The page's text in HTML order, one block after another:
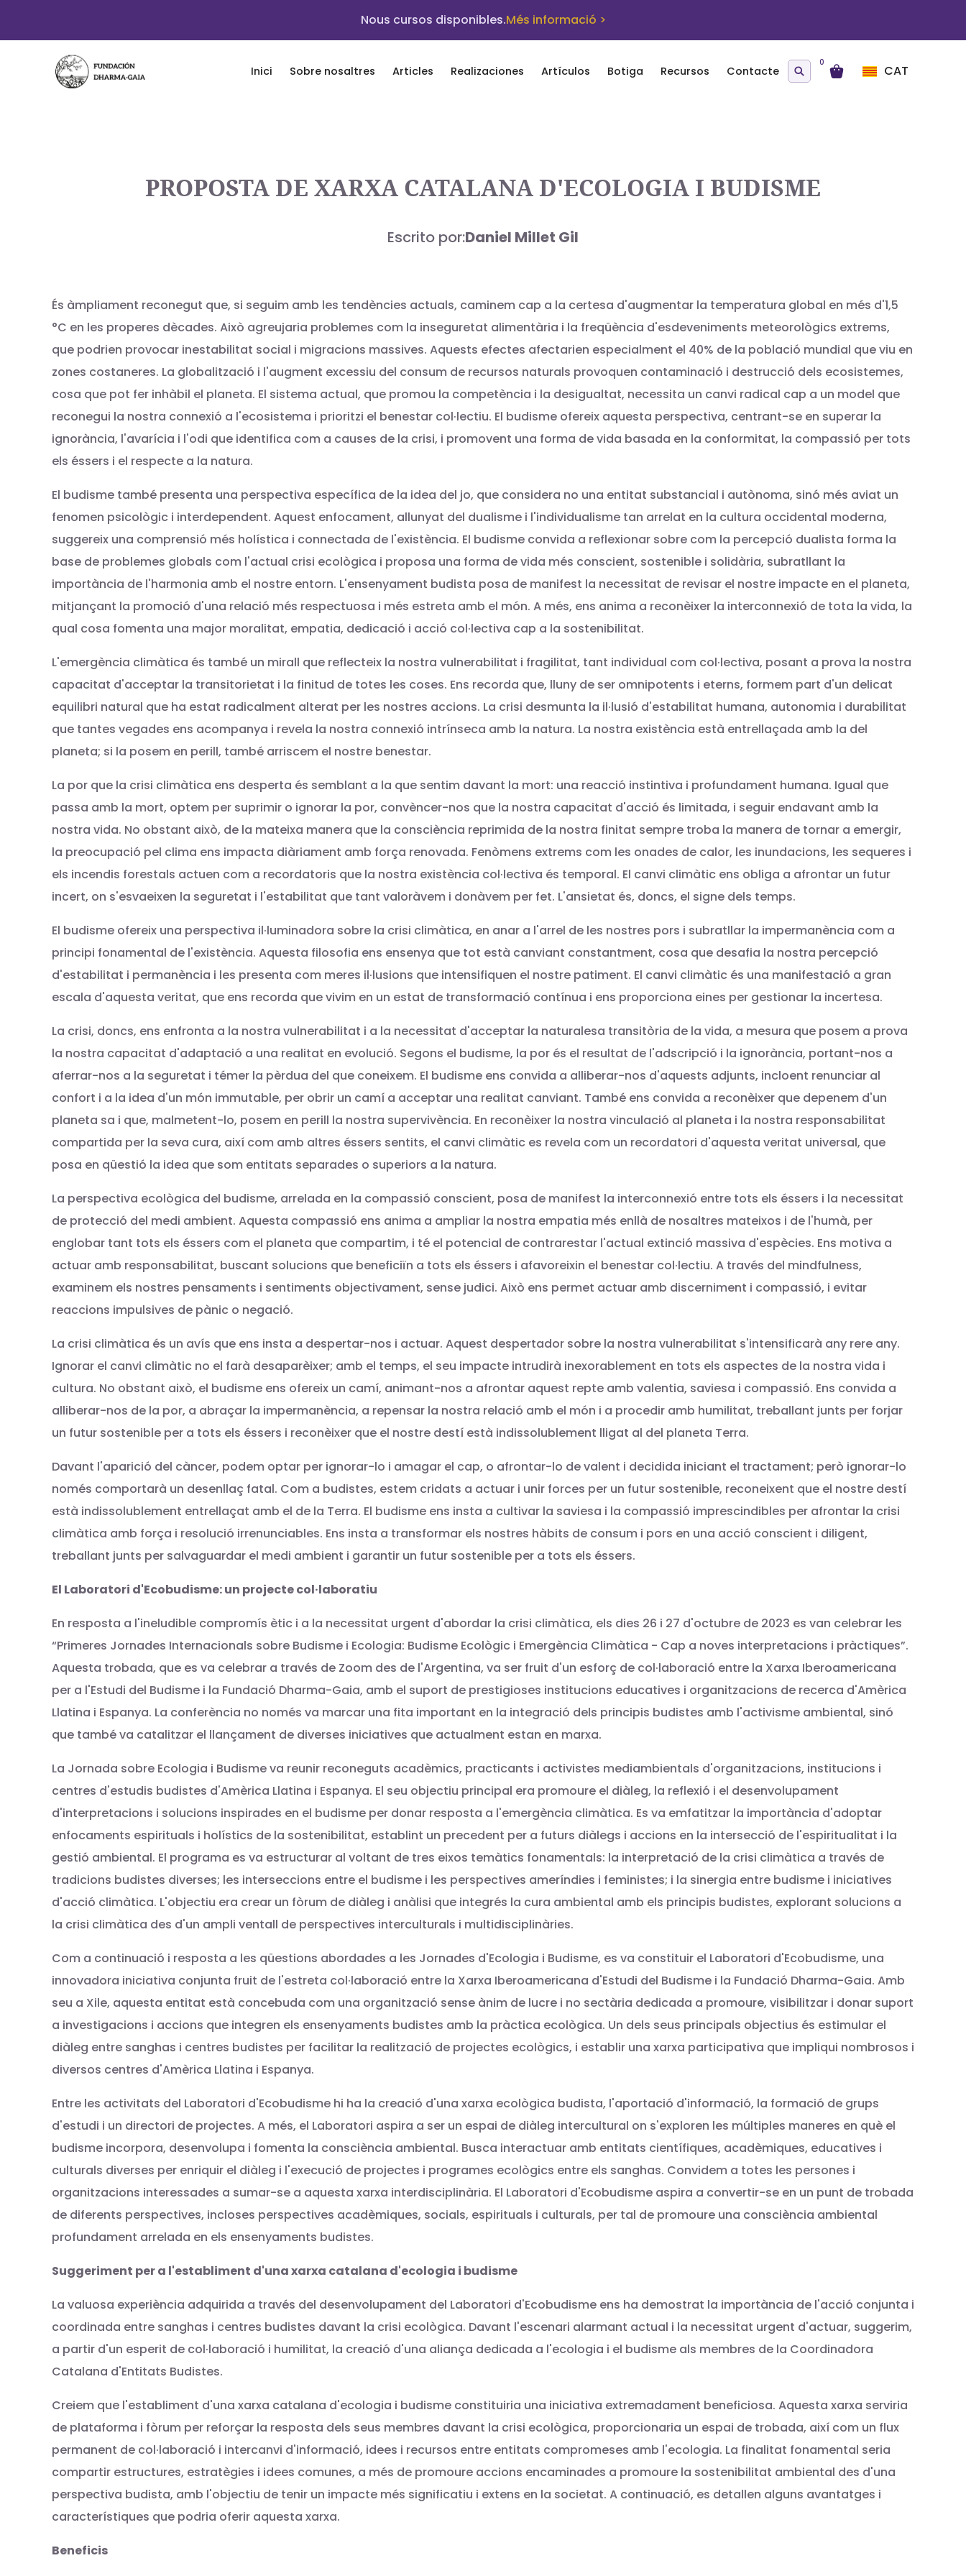
Nous cursos disponibles.Més informació >
Inici Sobre nosaltres Articles Realizaciones Artículos Botiga Recursos Contacte
0
CAT
PROPOSTA DE XARXA CATALANA D'ECOLOGIA I BUDISME
Escrito por:Daniel Millet Gil
És àmpliament reconegut que, si seguim amb les tendències actuals, caminem cap a la certesa d'augmentar la temperatura global en més d'1,5
°C en les properes dècades. Això agreujaria problemes com la inseguretat alimentària i la freqüència d'esdeveniments meteorològics extrems,
que podrien provocar inestabilitat social i migracions massives. Aquests efectes afectarien especialment el 40% de la població mundial que viu en
zones costaneres. La globalització i l'augment excessiu del consum de recursos naturals provoquen contaminació i destrucció dels ecosistemes,
cosa que pot fer inhàbil el planeta. El sistema actual, que promou la competència i la desigualtat, necessita un canvi radical cap a un model que
reconegui la nostra connexió a l'ecosistema i prioritzi el benestar col·lectiu. El budisme ofereix aquesta perspectiva, centrant-se en superar la
ignorància, l'avarícia i l'odi que identifica com a causes de la crisi, i promovent una forma de vida basada en la conformitat, la compassió per tots
els éssers i el respecte a la natura.
El budisme també presenta una perspectiva específica de la idea del jo, que considera no una entitat substancial i autònoma, sinó més aviat un
fenomen psicològic i interdependent. Aquest enfocament, allunyat del dualisme i l'individualisme tan arrelat en la cultura occidental moderna,
suggereix una comprensió més holística i connectada de l'existència. El budisme convida a reflexionar sobre com la percepció dualista forma la
base de problemes globals com l'actual crisi ecològica i proposa una forma de vida més conscient, sostenible i solidària, subratllant la
importància de l'harmonia amb el nostre entorn. L'ensenyament budista posa de manifest la necessitat de revisar el nostre impacte en el planeta,
mitjançant la promoció d'una relació més respectuosa i més estreta amb el món. A més, ens anima a reconèixer la interconnexió de tota la vida, la
qual cosa fomenta una major moralitat, empatia, dedicació i acció col·lectiva cap a la sostenibilitat.
L'emergència climàtica és també un mirall que reflecteix la nostra vulnerabilitat i fragilitat, tant individual com col·lectiva, posant a prova la nostra
capacitat d'acceptar la transitorietat i la finitud de totes les coses. Ens recorda que, lluny de ser omnipotents i eterns, formem part d'un delicat
equilibri natural que ha estat radicalment alterat per les nostres accions. La crisi desmunta la il·lusió d'estabilitat humana, autonomia i durabilitat
que tantes vegades ens acompanya i revela la nostra connexió intrínseca amb la natura. La nostra existència està entrellaçada amb la del
planeta; si la posem en perill, també arriscem el nostre benestar.
La por que la crisi climàtica ens desperta és semblant a la que sentim davant la mort: una reacció instintiva i profundament humana. Igual que
passa amb la mort, optem per suprimir o ignorar la por, convèncer-nos que la nostra capacitat d'acció és limitada, i seguir endavant amb la
nostra vida. No obstant això, de la mateixa manera que la consciència reprimida de la nostra finitat sempre troba la manera de tornar a emergir,
la preocupació pel clima ens impacta diàriament amb força renovada. Fenòmens extrems com les onades de calor, les inundacions, les sequeres i
els incendis forestals actuen com a recordatoris que la nostra existència col·lectiva és temporal. El canvi climàtic ens obliga a afrontar un futur
incert, on s'esvaeixen la seguretat i l'estabilitat que tant valoràvem i donàvem per fet. L'ansietat és, doncs, el signe dels temps.
El budisme ofereix una perspectiva il·luminadora sobre la crisi climàtica, en anar a l'arrel de les nostres pors i subratllar la impermanència com a
principi fonamental de l'existència. Aquesta filosofia ens ensenya que tot està canviant constantment, cosa que desafia la nostra percepció
d'estabilitat i permanència i les presenta com meres il·lusions que intensifiquen el nostre patiment. El canvi climàtic és una manifestació a gran
escala d'aquesta veritat, que ens recorda que vivim en un estat de transformació contínua i ens proporciona eines per gestionar la incertesa.
La crisi, doncs, ens enfronta a la nostra vulnerabilitat i a la necessitat d'acceptar la naturalesa transitòria de la vida, a mesura que posem a prova
la nostra capacitat d'adaptació a una realitat en evolució. Segons el budisme, la por és el resultat de l'adscripció i la ignorància, portant-nos a
aferrar-nos a la seguretat i témer la pèrdua del que coneixem. El budisme ens convida a alliberar-nos d'aquests adjunts, incloent renunciar al
confort i a la idea d'un món immutable, per obrir un camí a acceptar una realitat canviant. També ens convida a reconèixer que depenem d'un
planeta sa i que, malmetent-lo, posem en perill la nostra supervivència. En reconèixer la nostra vinculació al planeta i la nostra responsabilitat
compartida per la seva cura, així com amb altres éssers sentits, el canvi climàtic es revela com un recordatori d'aquesta veritat universal, que
posa en qüestió la idea que som entitats separades o superiors a la natura.
La perspectiva ecològica del budisme, arrelada en la compassió conscient, posa de manifest la interconnexió entre tots els éssers i la necessitat
de protecció del medi ambient. Aquesta compassió ens anima a ampliar la nostra empatia més enllà de nosaltres mateixos i de l'humà, per
englobar tant tots els éssers com el planeta que compartim, i té el potencial de contrarestar l'actual extinció massiva d'espècies. Ens motiva a
actuar amb responsabilitat, buscant solucions que beneficiïn a tots els éssers i afavoreixin el benestar col·lectiu. A través del mindfulness,
examinem els nostres pensaments i sentiments objectivament, sense judici. Això ens permet actuar amb discerniment i compassió, i evitar
reaccions impulsives de pànic o negació.
La crisi climàtica és un avís que ens insta a despertar-nos i actuar. Aquest despertador sobre la nostra vulnerabilitat s'intensificarà any rere any.
Ignorar el canvi climàtic no el farà desaparèixer; amb el temps, el seu impacte intrudirà inexorablement en tots els aspectes de la nostra vida i
cultura. No obstant això, el budisme ens ofereix un camí, animant-nos a afrontar aquest repte amb valentia, saviesa i compassió. Ens convida a
alliberar-nos de la por, a abraçar la impermanència, a repensar la nostra relació amb el món i a procedir amb humilitat, treballant junts per forjar
un futur sostenible per a tots els éssers i reconèixer que el nostre destí està indissolublement lligat al del planeta Terra.
Davant l'aparició del càncer, podem optar per ignorar-lo i amagar el cap, o afrontar-lo de valent i decidida iniciant el tractament; però ignorar-lo
només comportarà un desenllaç fatal. Com a budistes, estem cridats a actuar i unir forces per un futur sostenible, reconeixent que el nostre destí
està indissolublement entrellaçat amb el de la Terra. El budisme ens insta a cultivar la saviesa i la compassió imprescindibles per afrontar la crisi
climàtica amb força i resolució irrenunciables. Ens insta a transformar els nostres hàbits de consum i pors en una acció conscient i diligent,
treballant junts per salvaguardar el medi ambient i garantir un futur sostenible per a tots els éssers.
El Laboratori d'Ecobudisme: un projecte col·laboratiu
En resposta a l'ineludible compromís ètic i a la necessitat urgent d'abordar la crisi climàtica, els dies 26 i 27 d'octubre de 2023 es van celebrar les
“Primeres Jornades Internacionals sobre Budisme i Ecologia: Budisme Ecològic i Emergència Climàtica - Cap a noves interpretacions i pràctiques”.
Aquesta trobada, que es va celebrar a través de Zoom des de l'Argentina, va ser fruit d'un esforç de col·laboració entre la Xarxa Iberoamericana
per a l'Estudi del Budisme i la Fundació Dharma-Gaia, amb el suport de prestigioses institucions educatives i organitzacions de recerca d'Amèrica
Llatina i Espanya. La conferència no només va marcar una fita important en la integració dels principis budistes amb l'activisme ambiental, sinó
que també va catalitzar el llançament de diverses iniciatives que actualment estan en marxa.
La Jornada sobre Ecologia i Budisme va reunir reconeguts acadèmics, practicants i activistes mediambientals d'organitzacions, institucions i
centres d'estudis budistes d'Amèrica Llatina i Espanya. El seu objectiu principal era promoure el diàleg, la reflexió i el desenvolupament
d'interpretacions i solucions inspirades en el budisme per donar resposta a l'emergència climàtica. Es va emfatitzar la importància d'adoptar
enfocaments espirituals i holístics de la sostenibilitat, establint un precedent per a futurs diàlegs i accions en la intersecció de l'espiritualitat i la
gestió ambiental. El programa es va estructurar al voltant de tres eixos temàtics fonamentals: la interpretació de la crisi climàtica a través de
tradicions budistes diverses; les interseccions entre el budisme i les perspectives ameríndies i feministes; i la sinergia entre budisme i iniciatives
d'acció climàtica. L'objectiu era crear un fòrum de diàleg i anàlisi que integrés la cura ambiental amb els principis budistes, explorant solucions a
la crisi climàtica des d'un ampli ventall de perspectives interculturals i multidisciplinàries.
Com a continuació i resposta a les qüestions abordades a les Jornades d'Ecologia i Budisme, es va constituir el Laboratori d'Ecobudisme, una
innovadora iniciativa conjunta fruit de l'estreta col·laboració entre la Xarxa Iberoamericana d'Estudi del Budisme i la Fundació Dharma-Gaia. Amb
seu a Xile, aquesta entitat està concebuda com una organització sense ànim de lucre i no sectària dedicada a promoure, visibilitzar i donar suport
a investigacions i accions que integren els ensenyaments budistes amb la pràctica ecològica. Un dels seus principals objectius és estimular el
diàleg entre sanghas i centres budistes per facilitar la realització de projectes ecològics, i establir una xarxa participativa que impliqui nombrosos i
diversos centres d'Amèrica Llatina i Espanya.
Entre les activitats del Laboratori d'Ecobudisme hi ha la creació d'una xarxa ecològica budista, l'aportació d'informació, la formació de grups
d'estudi i un directori de projectes. A més, el Laboratori aspira a ser un espai de diàleg intercultural on s'exploren les múltiples maneres en què el
budisme incorpora, desenvolupa i fomenta la consciència ambiental. Busca interactuar amb entitats científiques, acadèmiques, educatives i
culturals diverses per enriquir el diàleg i l'execució de projectes i programes ecològics entre els sanghas. Convidem a totes les persones i
organitzacions interessades a sumar-se a aquesta xarxa interdisciplinària. El Laboratori d'Ecobudisme aspira a convertir-se en un punt de trobada
de diferents perspectives, incloses perspectives acadèmiques, socials, espirituals i culturals, per tal de promoure una consciència ambiental
profundament arrelada en els ensenyaments budistes.
Suggeriment per a l'establiment d'una xarxa catalana d'ecologia i budisme
La valuosa experiència adquirida a través del desenvolupament del Laboratori d'Ecobudisme ens ha demostrat la importància de l'acció conjunta i
coordinada entre sanghas i centres budistes davant la crisi ecològica. Davant l'escenari alarmant actual i la necessitat urgent d'actuar, suggerim,
a partir d'un esperit de col·laboració i humilitat, la creació d'una aliança dedicada a l'ecologia i el budisme als membres de la Coordinadora
Catalana d'Entitats Budistes.
Creiem que l'establiment d'una xarxa catalana d'ecologia i budisme constituiria una iniciativa extremadament beneficiosa. Aquesta xarxa serviria
de plataforma i fòrum per reforçar la resposta dels seus membres davant la crisi ecològica, proporcionaria un espai de trobada, així com un flux
permanent de col·laboració i intercanvi d'informació, idees i recursos entre entitats compromeses amb l'ecologia. La finalitat fonamental seria
compartir estructures, estratègies i idees comunes, a més de promoure accions encaminades a promoure la sostenibilitat ambiental des d'una
perspectiva budista, amb l'objectiu de tenir un impacte més significatiu i extens en la societat. A continuació, es detallen alguns avantatges i
característiques que podria oferir aquesta xarxa.
Beneficis